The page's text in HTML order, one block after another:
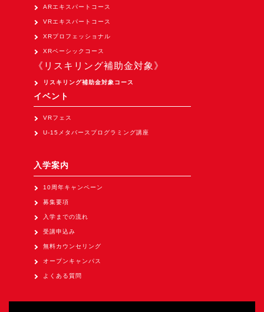
《企業研修》
Unity研修
HoloLens 2 アプリ開発研修
《研究会》
XRビジネスフォーラム
（1/8～10東京ビッグサイト）に出展。
Tsumiki Community Day 2026
（5/27～28 秋葉原UDX）に出展。
《求人》
ARエキスパートコース
VRエキスパートコース
XRプロフェッショナル
XRベーシックコース
《リスキリング補助金対象》
リスキリング補助金対象コース
イベント
VRフェス
U-15メタバースプログラミング講座
入学案内
10周年キャンペーン
募集要項
入学までの流れ
受講申込み
無料カウンセリング
オープンキャンパス
よくある質問